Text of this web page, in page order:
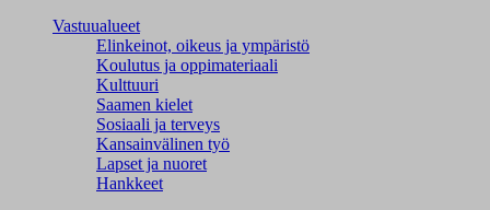
Vastuualueet
Elinkeinot, oikeus ja ympäristö
Koulutus ja oppimateriaali
Kulttuuri
Saamen kielet
Sosiaali ja terveys
Kansainvälinen työ
Lapset ja nuoret
Hankkeet